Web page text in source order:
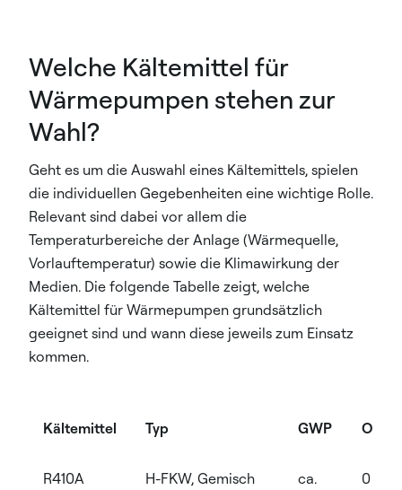
Welche Kältemittel für
Wärmepumpen stehen zur
Wahl?
Geht es um die Auswahl eines Kältemittels, spielen
die individuellen Gegebenheiten eine wichtige Rolle.
Relevant sind dabei vor allem die
Temperaturbereiche der Anlage (Wärmequelle,
Vorlauftemperatur) sowie die Klimawirkung der
Medien. Die folgende Tabelle zeigt, welche
Kältemittel für Wärmepumpen grundsätzlich
geeignet sind und wann diese jeweils zum Einsatz
kommen.
Kältemittel Typ GWP ODP
R410A H-FKW, Gemisch
ca.
0